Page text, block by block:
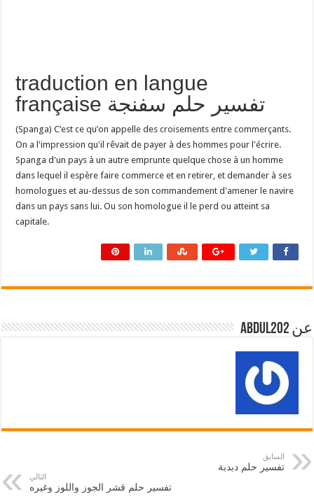
traduction en langue
française تفسير حلم سفنجة
(Spanga) C’est ce qu’on appelle des croisements entre commerçants.
On a l'impression qu'il rêvait de payer à des hommes pour l'écrire.
Spanga d'un pays à un autre emprunte quelque chose à un homme
dans lequel il espère faire commerce et en retirer, et demander à ses
homologues et au-dessus de son commandement d'amener le navire
dans un pays sans lui. Ou son homologue il le perd ou atteint sa
capitale.
عن abdul202
السابق
تفسير حلم دبدبة
التالي
تفسير حلم قشر الجوز واللوز وغيره